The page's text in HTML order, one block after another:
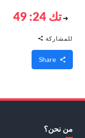
تك 24: 49
للمشاركة
من نحن؟